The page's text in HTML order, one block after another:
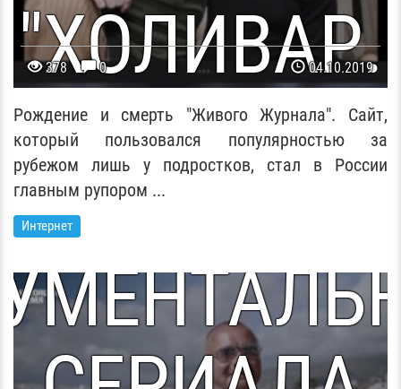
"ХОЛИВАР.
378 0 04.10.2019
Рождение и смерть "Живого Журнала". Сайт,
который пользовался популярностью за
рубежом лишь у подростков, стал в России
главным рупором ...
Интернет